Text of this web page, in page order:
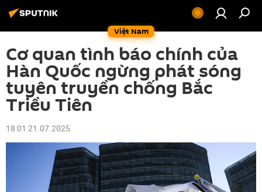
Việt Nam
Cơ quan tình báo chính của
Hàn Quốc ngừng phát sóng
tuyên truyền chống Bắc
Triều Tiên
18:01 21.07.2025